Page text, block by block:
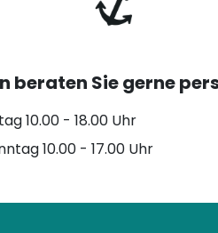
beraten Sie gerne
10.00 - 18.00 Uhr
10.00 - 17.00 Uhr